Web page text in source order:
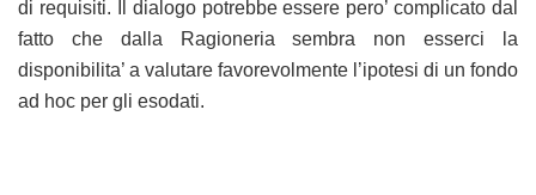
di requisiti. Il dialogo potrebbe essere pero’ complicato dal
fatto che dalla Ragioneria sembra non esserci la
disponibilita’ a valutare favorevolmente l’ipotesi di un fondo
ad hoc per gli esodati.